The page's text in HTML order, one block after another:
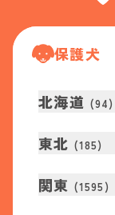
保護犬
北海道 (94)
東北 (185)
関東 (1595 )